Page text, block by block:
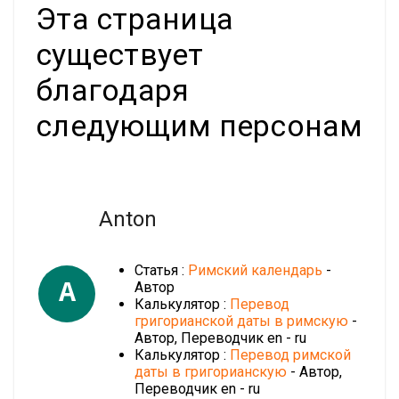
Эта страница
существует
благодаря
следующим персонам
A
Anton
Статья : Римский календарь -
Автор
Калькулятор : Перевод
григорианской даты в римскую -
Автор, Переводчик en - ru
Калькулятор : Перевод римской
даты в григорианскую - Автор,
Переводчик en - ru